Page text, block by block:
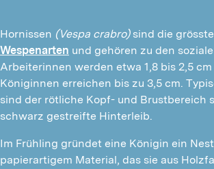
Hornissen (Vespa crabro)
Wespenarten und gehören zu den
Arbeiterinnen werden etwa 1,8 bis 2,5 cm
Königinnen erreichen bis zu 3,5 cm.
sind der rötliche Kopf- und Brustbereich
schwarz gestreifte Hinterleib.
Im Frühling gründet eine Königin ein
papierartigem Material, das sie aus